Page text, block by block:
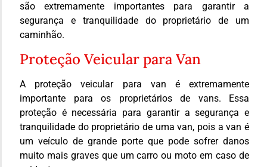
são extremamente importantes para garantir a
segurança e tranquilidade do proprietário de um
caminhão.
Proteção Veicular para Van
A proteção veicular para van é extremamente
importante para os proprietários de vans. Essa
proteção é necessária para garantir a segurança e
tranquilidade do proprietário de uma van, pois a van é
um veículo de grande porte que pode sofrer danos
muito mais graves que um carro ou moto em caso de